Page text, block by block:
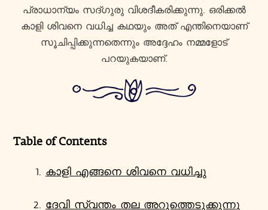
പ്രാധാന്യം സദ്ഗുരു വിശദീകരിക്കുന്നു. ഒരിക്കൽ
കാളി ശിവനെ വധിച്ച കഥയും അത് എന്തിനെയാണ്
സൂചിപ്പിക്കുന്നതെന്നും അദ്ദേഹം നമ്മളോട്
പറയുകയാണ്.
Table of Contents
കാളി എങ്ങനെ ശിവനെ വധിച്ചു
ദേവി സ്വന്തം തല അറുത്തെടുക്കുന്നു